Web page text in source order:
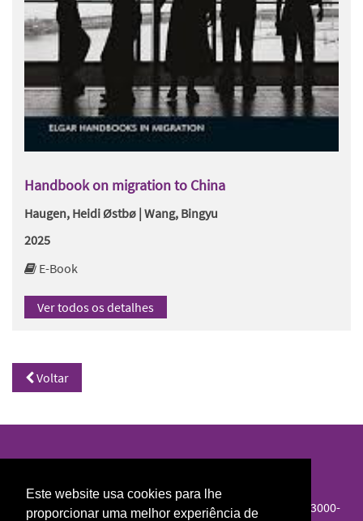
Este website usa cookies para lhe
proporcionar uma melhor experiência de
Handbook on migration to China
Haugen, Heidi Østbø | Wang, Bingyu
2025
E-Book
Ver todos os detalhes
Voltar
Colégio de S. Jerónimo, Largo D. Dinis, Apartado 3087, 3000-